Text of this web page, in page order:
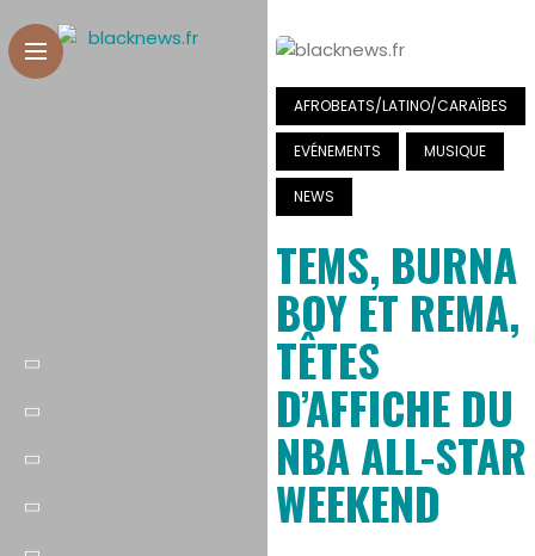
AFROBEATS/LATINO/CARAÏBES
EVÉNEMENTS MUSIQUE
NEWS
TEMS, BURNA
BOY ET REMA,
TÊTES
D’AFFICHE DU
NBA ALL-STAR
WEEKEND